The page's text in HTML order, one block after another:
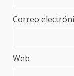
Correo
Web